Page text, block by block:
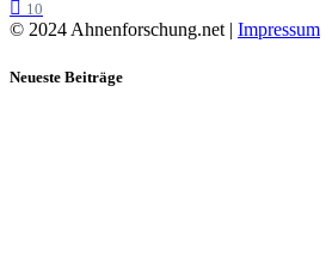
10
© 2024 Ahnenforschung.net | Impressum
Neueste Beiträge